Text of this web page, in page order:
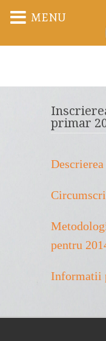
primar
pentru
Informatii
MENU